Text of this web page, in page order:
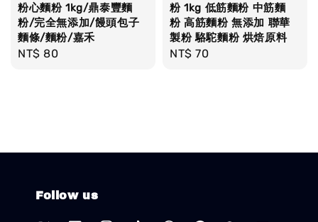
粉心麵粉 1kg/鼎泰豐麵
粉/完全無添加/饅頭包子
麵條/麵粉/嘉禾
Regular
NT$ 80
粉 1kg 低筋麵粉 中筋麵
粉 高筋麵粉 無添加 聯華
製粉 駱駝麵粉 烘焙原料
Regular
NT$ 70
Follow us